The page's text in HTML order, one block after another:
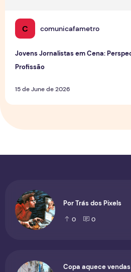
C comunicafametro
Jovens Jornalistas em Cena:
Profissão
15 de June de 2026
Por Trás dos Pixels
0 0
Copa aquece